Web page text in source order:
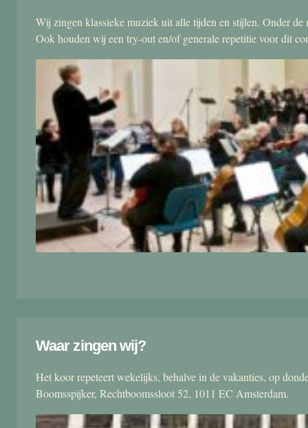
Wij zingen klassieke muziek uit alle tijden en stijlen. Onder
Ook houden wij een try-out en/of generale repetitie voor dit
Waar zingen wij?
Het koor repeteert wekelijks, behalve in de vakanties, op
Boomsspijker, Rechtboomssloot 52, 1011 EC Amsterdam.